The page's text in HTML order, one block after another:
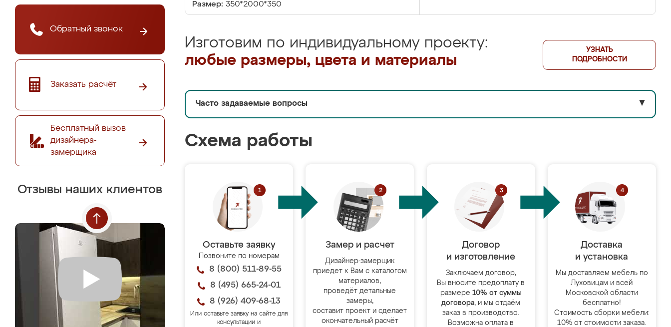
Обратный звонок
Заказать расчёт
Бесплатный вызов
дизайнера-
замерщика
Отзывы наших клиентов
Размер: 350*2000*350
Изготовим по индивидуальному проекту:
любые размеры, цвета и материалы
УЗНАТЬ
ПОДРОБНОСТИ
Часто задаваемые вопросы ▼
Схема работы
Оставьте заявку
Позвоните по номерам
8 (800) 511-89-55
8 (495) 665-24-01
8 (926) 409-68-13
Или оставьте заявку на сайте для
консультации и
Замер и расчет
Дизайнер-замерщик
приедет к Вам с каталогом
материалов,
проведёт детальные
замеры,
составит проект и сделает
окончательный расчёт
Договор
и изготовление
Заключаем договор,
Вы вносите предоплату в
размере 10% от суммы
договора, и мы отдаём
заказ в производство.
Возможна оплата в
Доставка
и установка
Мы доставляем мебель по
Луховицам и всей
Московской области
бесплатно!
Стоимость сборки мебели:
10% от стоимости заказа.